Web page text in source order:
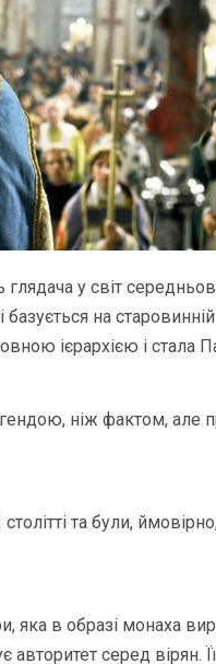
у світ
на старовинній
ієрархією і
ніж фактом, але
та були,
яка в образі монаха
серед вірян. Її